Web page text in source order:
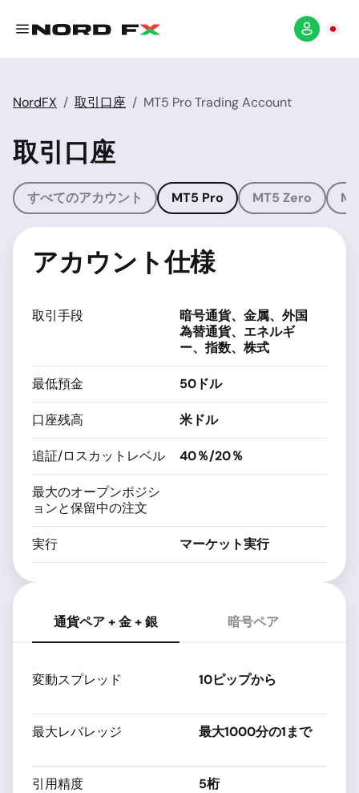
NordFX 取引口座 MT5 Pro Trading Account
取引口座
すべてのアカウント MT5 Pro MT5 Zero
アカウント仕様
取引手段
暗号通貨、金属、外国
為替通貨、エネルギ
ー、指数、株式
最低預金 50ドル
口座残高 米ドル
追証/ロスカットレベル 40％/20％
最大のオープンポジシ
ョンと保留中の注文
実行 マーケット実行
通貨ペア + 金 + 銀 暗号ペア
変動スプレッド 10ピップから
最大レバレッジ 最大1000分の1まで
引用精度 5桁